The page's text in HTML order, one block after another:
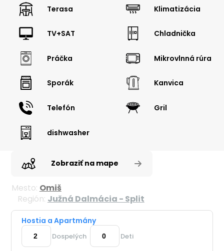
Terasa Klimatizácia
TV+SAT Chladnička
Práčka Mikrovlnná rúra
Sporák Kanvica
Telefón Gril
dishwasher
Zobraziť na mape
Mesto: Omiš
Región: Južná Dalmácia - Split
Hostia a Apartmány
Dospelých Deti